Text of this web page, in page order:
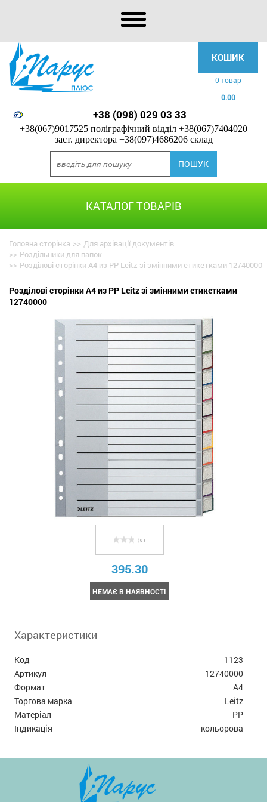
КОШИК
0 товар
0.00
+38 (098) 029 03 33
+38(067)9017525 поліграфічний відділ +38(067)7404020
заст. директора +38(097)4686206 склад
КАТАЛОГ ТОВАРІВ
Головна сторінка >> Для архівації документів
>> Роздільники для папок
>> Розділові сторінки А4 из PP Leitz зі змінними етикетками 12740000
Розділові сторінки А4 из PP Leitz зі змінними етикетками
12740000
( 0 )
395.30
НЕМАЄ В НАЯВНОСТІ
Характеристики
Код
1123
Артикул
12740000
Формат
А4
Торгова марка
Leitz
Матеріал
PP
Індикація
кольорова